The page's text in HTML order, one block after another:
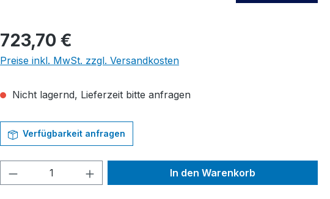
Regulärer Preis:
723,70 €
Preise inkl. MwSt. zzgl. Versandkosten
Nicht lagernd, Lieferzeit bitte anfragen
Verfügbarkeit anfragen
Produkt Anzahl: Gib den gewünschten Wert
In den Warenkorb